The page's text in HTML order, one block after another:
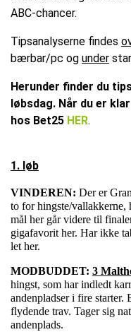
ABC-chancer.
Tipsanalyserne findes
bærbar/pc og under
Herunder finder du
løbsdag. Når du er
hos Bet25 HER.
1. løb
VINDEREN: Der er
to for hingste/vallakkerne,
mål her går videre til
gigafavorit her. Har ikke
let her.
MODBUDDET: 3
hingst, som har indledt
andenpladser i fire
flydende trav. Tager sig
andenplads.